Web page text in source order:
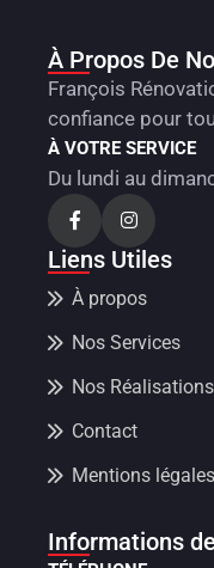
À Propos De
François
confiance pour
À VOTRE SERVICE
Du lundi au
Liens Utiles
À propos
Nos Services
Nos Réalisations
Contact
Mentions légales
Informations